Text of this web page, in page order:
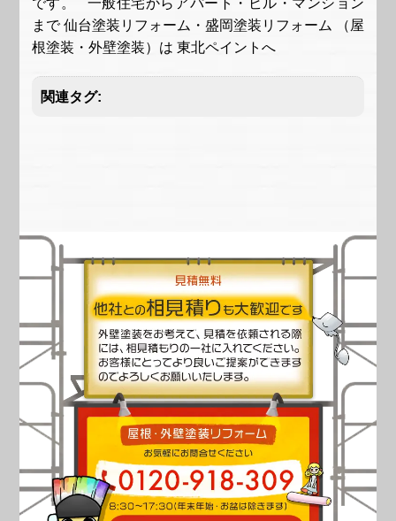
まで 仙台塗装リフォーム・盛岡塗装リフォーム （屋
根塗装・外壁塗装）は 東北ペイントへ
関連タグ: